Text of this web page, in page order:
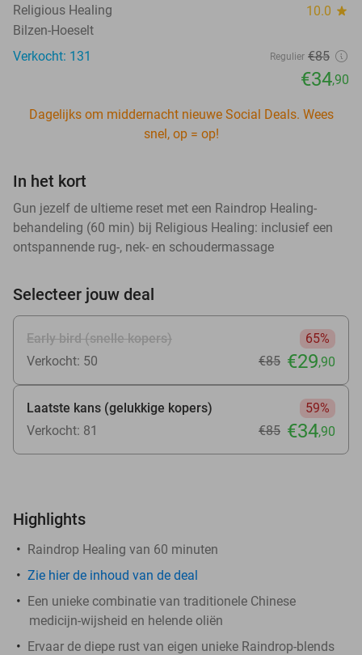
Religious Healing 10.0 star
Bilzen-Hoeselt
Verkocht: 131
Regulier €85
€34,90
Dagelijks om middernacht nieuwe Social Deals. Wees
snel, op = op!
In het kort
Gun jezelf de ultieme reset met een Raindrop Healing-
behandeling (60 min) bij Religious Healing: inclusief een
ontspannende rug-, nek- en schoudermassage
Selecteer jouw deal
Early bird (snelle kopers)
65%
Verkocht: 50
€85 €29,90
Laatste kans (gelukkige kopers)
59%
Verkocht: 81
€85 €34,90
Highlights
Raindrop Healing van 60 minuten
Zie hierde inhoud van de deal
Een unieke combinatie van traditionele Chinese
medicijn-wijsheid en helende oliën
Ervaar de diepe rust van eigen unieke Raindrop-blends